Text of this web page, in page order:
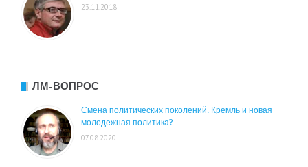
23.11.2018
ЛМ-ВОПРОС
Смена политических поколений. Кремль и новая
молодежная политика?
07.08.2020